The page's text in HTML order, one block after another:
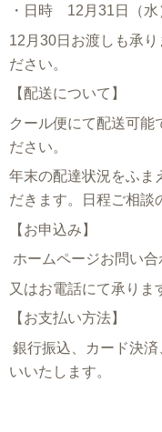
・日時 12月31日（
12月30日お渡しも承
ださい。
【配送について】
クール便にて配送可
ださい。
年末の配達状況をふま
だきます。日程ご相談
【お申込み】
ホームページお問い合
又はお電話にて承りま
【お支払い方法】
銀行振込、カード決済
いいたします。